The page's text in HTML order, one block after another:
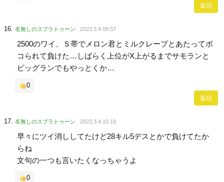
返信
名無しのスプラトゥーン 2023.3.4 09:57
2500のワイ、Ｓ帯でメロン君とミルクレープとあたってボ
コられて負けた…しばらく上位がX上がるまでサモランと
ビッグランでもやっとくか…
0
返信
名無しのスプラトゥーン 2023.3.4 10:19
早々にツイ消ししてたけど28キル5デスとかで負けてたか
らね
文句の一つも言いたくなっちゃうよ
0